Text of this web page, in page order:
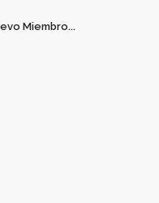
Miembro...